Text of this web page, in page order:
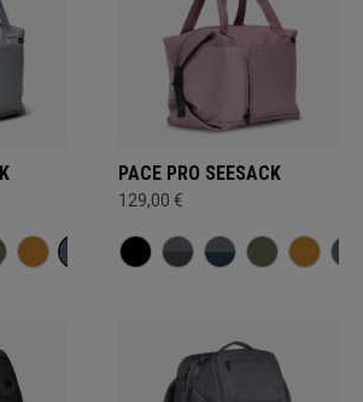
PACE PRO SEESACK
129,00 €